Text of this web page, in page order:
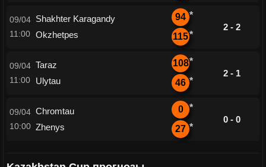
09/04
11:00
Shakhter Karagandy
Okzhetpes
94 *
115*
2 - 2
09/04
11:00
Taraz
Ulytau
108*
46 *
2 - 1
09/04
10:00
Chromtau
Zhenys
0 *
27 *
0 - 0